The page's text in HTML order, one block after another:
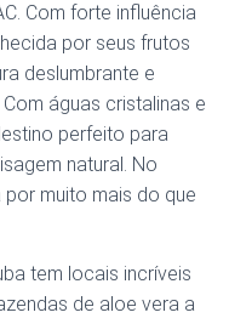
Com forte influência
por seus frutos
deslumbrante e
águas cristalinas e
perfeito para
natural. No
muito mais do que
tem locais incríveis
de aloe vera a